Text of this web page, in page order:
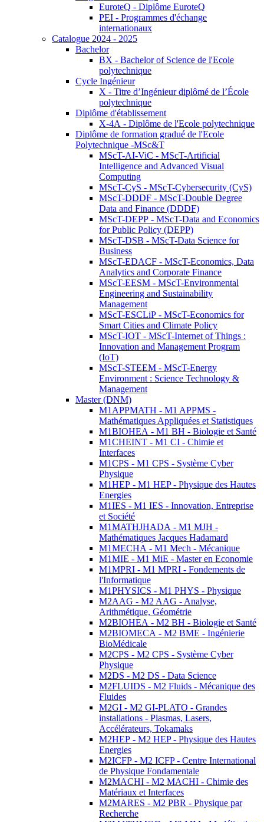
EuroteQ - Diplôme EuroteQ
PEI - Programmes d'échange
internationaux
Catalogue 2024 - 2025
Bachelor
BX - Bachelor of Science de l'Ecole
polytechnique
Cycle Ingénieur
X - Titre d’Ingénieur diplômé de l’École
polytechnique
Diplôme d'établissement
X-4A - Diplôme de l'Ecole polytechnique
Diplôme de formation gradué de l'Ecole
Polytechnique -MSc&T
MScT-AI-ViC - MScT-Artificial
Intelligence and Advanced Visual
Computing
MScT-CyS - MScT-Cybersecurity (CyS)
MScT-DDDF - MScT-Double Degree
Data and Finance (DDDF)
MScT-DEPP - MScT-Data and Economics
for Public Policy (DEPP)
MScT-DSB - MScT-Data Science for
Business
MScT-EDACF - MScT-Economics, Data
Analytics and Corporate Finance
MScT-EESM - MScT-Environmental
Engineering and Sustainability
Management
MScT-ESCLiP - MScT-Economics for
Smart Cities and Climate Policy
MScT-IOT - MScT-Internet of Things :
Innovation and Management Program
(IoT)
MScT-STEEM - MScT-Energy
Environment : Science Technology &
Management
Master (DNM)
M1APPMATH - M1 APPMS -
Mathématiques Appliquées et Statistiques
M1BIOHEA - M1 BH - Biologie et Santé
M1CHEINT - M1 CI - Chimie et
Interfaces
M1CPS - M1 CPS - Système Cyber
Physique
M1HEP - M1 HEP - Physique des Hautes
Energies
M1IES - M1 IES - Innovation, Entreprise
et Société
M1MATHJHADA - M1 MJH -
Mathématiques Jacques Hadamard
M1MECHA - M1 Mech - Mécanique
M1MIE - M1 MiE - Master en Economie
M1MPRI - M1 MPRI - Fondements de
l'Informatique
M1PHYSICS - M1 PHYS - Physique
M2AAG - M2 AAG - Analyse,
Arithmétique, Géométrie
M2BIOHEA - M2 BH - Biologie et Santé
M2BIOMECA - M2 BME - Ingénierie
BioMédicale
M2CPS - M2 CPS - Système Cyber
Physique
M2DS - M2 DS - Data Science
M2FLUIDS - M2 Fluids - Mécanique des
Fluides
M2GI - M2 GI-PLATO - Grandes
installations - Plasmas, Lasers,
Accélérateurs, Tokamaks
M2HEP - M2 HEP - Physique des Hautes
Energies
M2ICFP - M2 ICFP - Centre International
de Physique Fondamentale
M2MACHI - M2 MACHI - Chimie des
Matériaux et Interfaces
M2MARES - M2 PBR - Physique par
Recherche